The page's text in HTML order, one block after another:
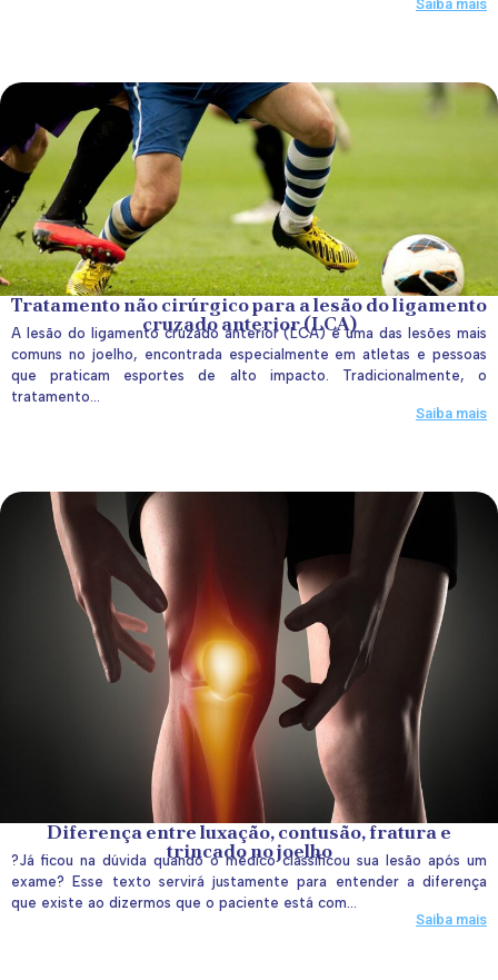
Saiba mais
Tratamento não cirúrgico para a lesão do ligamento
cruzado anterior (LCA)
A lesão do ligamento cruzado anterior (LCA) é uma das lesões mais
comuns no joelho, encontrada especialmente em atletas e pessoas
que praticam esportes de alto impacto. Tradicionalmente, o
tratamento...
Saiba mais
Diferença entre luxação, contusão, fratura e
trincado no joelho
?Já ficou na dúvida quando o médico classificou sua lesão após um
exame? Esse texto servirá justamente para entender a diferença
que existe ao dizermos que o paciente está com...
Saiba mais